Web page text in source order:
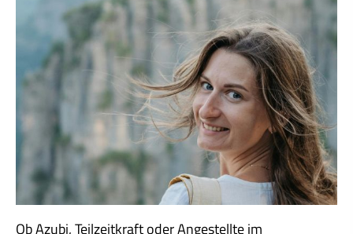
Ob Azubi, Teilzeitkraft oder Angestellte im